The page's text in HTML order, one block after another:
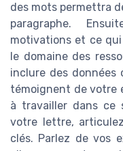
des mots permettra
paragraphe.
motivations et ce
le domaine des
inclure des données
témoignent de votre
à travailler dans ce
votre lettre,
clés. Parlez de vos